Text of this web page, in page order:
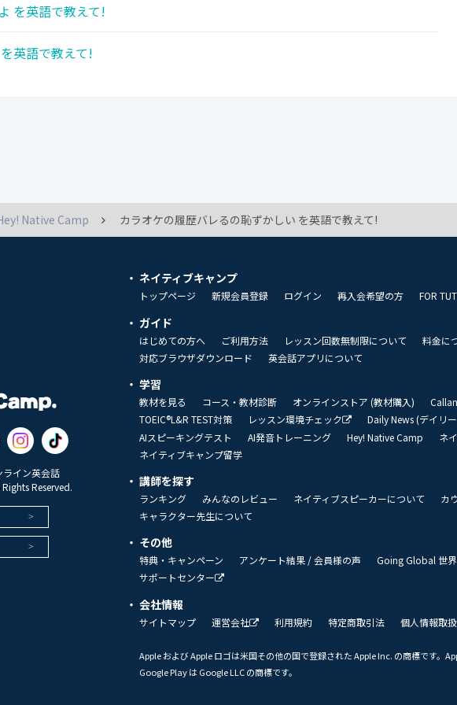
を英語で教えて!
英語で教えて!
Native Camp カラオケの履歴バレるの恥ずかしい を英語で教えて!
イン英会話
Reserved.
ネイティブキャンプ
トップページ 新規会員登録 ログイン 再入会希望の方 FOR
ガイド
はじめての方へ ご利用方法 レッスン回数無制限について 料金に
対応ブラウザダウンロード
英会話アプリについて
学習
教材を見る コース・教材診断 オンラインストア (教材購入)
TOEIC®L&R TEST対策
レッスン環境チェック Daily News (デイリ
AIスピーキングテスト
AI発音トレーニング Hey! Native Camp ネ
ネイティブキャンプ留学
講師を探す
ランキング みんなのレビュー ネイティブスピーカーについて
カ
キャラクター先生について
その他
特典・キャンペーン アンケート結果 / 会員様の声 Going Global 世
サポートセンター
会社情報
サイトマップ 運営会社 利用規約 特定商取引法 個人情報取
Apple および Apple ロゴは米国その他の国で登録された Apple Inc. の商標です。
Google Play は Google LLC の商標です。